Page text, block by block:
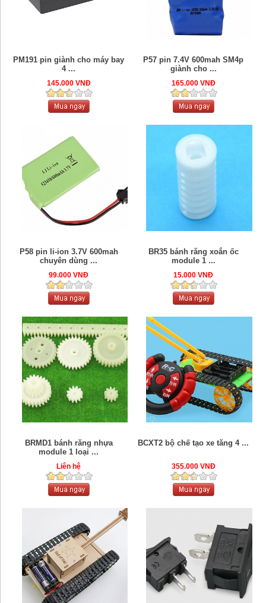
PM191 pin giành cho máy bay
4 ...
145.000 VNĐ
P57 pin 7.4V 600mah SM4p
giành cho ...
165.000 VNĐ
P58 pin li-ion 3.7V 600mah
chuyên dùng ...
99.000 VNĐ
BR35 bánh răng xoắn ốc
module 1 ...
15.000 VNĐ
BRMD1 bánh răng nhựa
module 1 loại ...
Liên hệ
BCXT2 bộ chế tạo xe tăng 4 ...
355.000 VNĐ